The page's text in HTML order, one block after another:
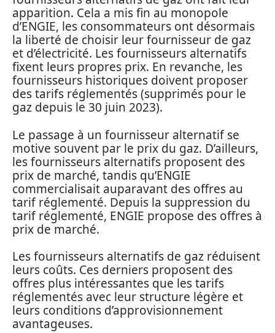
apparition. Cela a mis fin au monopole
d’ENGIE, les consommateurs ont désormais
la liberté de choisir leur fournisseur de gaz
et d’électricité. Les fournisseurs alternatifs
fixent leurs propres prix. En revanche, les
fournisseurs historiques doivent proposer
des tarifs réglementés (supprimés pour le
gaz depuis le 30 juin 2023).
Le passage à un fournisseur alternatif se
motive souvent par le prix du gaz. D’ailleurs,
les fournisseurs alternatifs proposent des
prix de marché, tandis qu’ENGIE
commercialisait auparavant des offres au
tarif réglementé. Depuis la suppression du
tarif réglementé, ENGIE propose des offres à
prix de marché.
Les fournisseurs alternatifs de gaz réduisent
leurs coûts. Ces derniers proposent des
offres plus intéressantes que les tarifs
réglementés avec leur structure légère et
leurs conditions d’approvisionnement
avantageuses.